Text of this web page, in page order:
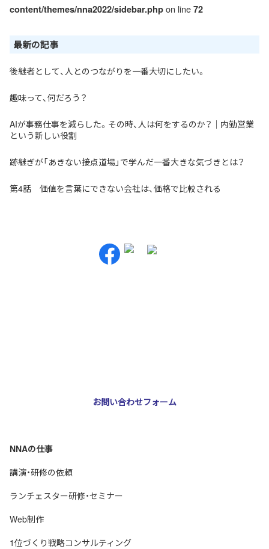
content/themes/nna2022/sidebar.php on line 72
最新の記事
後継者として、人とのつながりを一番大切にしたい。
趣味って、何だろう？
AIが事務仕事を減らした。その時、人は何をするのか？｜内勤営業
という新しい役割
跡継ぎが「あきない接点道場」で学んだ一番大きな気づきとは？
第4話 価値を言葉にできない会社は、価格で比較される
お問い合わせフォーム
NNAの仕事
講演・研修の依頼
ランチェスター研修・セミナー
Web制作
1位づくり戦略コンサルティング